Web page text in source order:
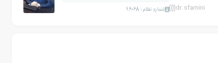
شماره نظام: 96068 dr.sfamini